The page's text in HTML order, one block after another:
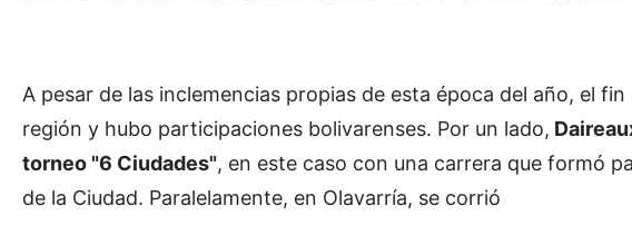
A pesar de las inclemencias propias de esta época del año, el
región y hubo participaciones bolivarenses. Por un lado,
torneo "6 Ciudades", en este caso con una carrera que formó
de la Ciudad. Paralelamente, en Olavarría, se corrió